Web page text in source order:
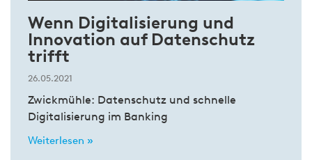
Wenn Digitalisierung und
Innovation auf Datenschutz
trifft
26.05.2021
Zwickmühle: Datenschutz und schnelle
Digitalisierung im Banking
Weiterlesen »